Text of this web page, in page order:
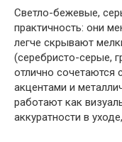
Светло-бежевые,
практичность: они
легче скрывают
(серебристо-серые,
отлично сочетаются
акцентами и
работают как
аккуратности в